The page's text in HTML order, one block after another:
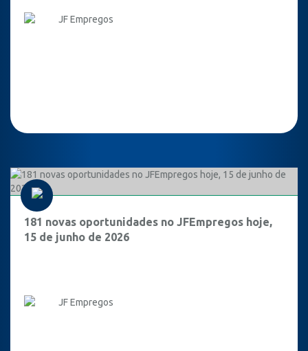
JF Empregos
181 novas oportunidades no JFEmpregos hoje,
15 de junho de 2026
JF Empregos